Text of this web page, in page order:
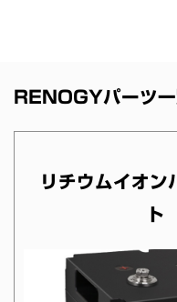
RENOGYパーツ
リチウムイオン